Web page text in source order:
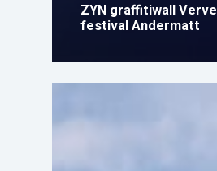
ZYN graffitiwall Verve
festival Andermatt